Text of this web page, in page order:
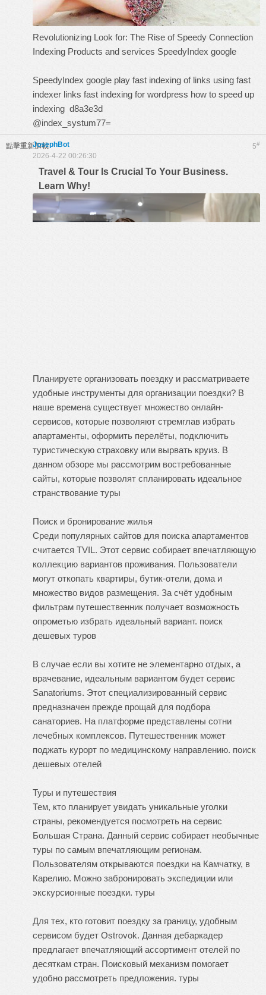
Revolutionizing Look for: The Rise of Speedy Connection
Indexing Products and services SpeedyIndex google
SpeedyIndex google play fast indexing of links using fast
indexer links fast indexing for wordpress how to speed up
indexing d8a3e3d
@index_systum77=
點擊重新加載 5#
JosephBot
2026-4-22 00:26:30
Travel & Tour Is Crucial To Your Business.
Learn Why!
Планируете организовать поездку и рассматриваете
удобные инструменты для организации поездки? В
наше времена существует множество онлайн-
сервисов, которые позволяют стремглав избрать
апартаменты, оформить перелёты, подключить
туристическую страховку или вырвать круиз. В
данном обзоре мы рассмотрим востребованные
сайты, которые позволят спланировать идеальное
странствование туры
Поиск и бронирование жилья
Среди популярных сайтов для поиска апартаментов
считается TVIL. Этот сервис собирает впечатляющую
коллекцию вариантов проживания. Пользователи
могут откопать квартиры, бутик-отели, дома и
множество видов размещения. За счёт удобным
фильтрам путешественник получает возможность
опрометью избрать идеальный вариант. поиск
дешевых туров
В случае если вы хотите не элементарно отдых, а
врачевание, идеальным вариантом будет сервис
Sanatoriums. Этот специализированный сервис
предназначен прежде прощай для подбора
санаториев. На платформе представлены сотни
лечебных комплексов. Путешественник может
поджать курорт по медицинскому направлению. поиск
дешевых отелей
Туры и путешествия
Тем, кто планирует увидать уникальные уголки
страны, рекомендуется посмотреть на сервис
Большая Страна. Данный сервис собирает необычные
туры по самым впечатляющим регионам.
Пользователям открываются поездки на Камчатку, в
Карелию. Можно забронировать экспедиции или
экскурсионные поездки. туры
Для тех, кто готовит поездку за границу, удобным
сервисом будет Ostrovok. Данная дебаркадер
предлагает впечатляющий ассортимент отелей по
десяткам стран. Поисковый механизм помогает
удобно рассмотреть предложения. туры